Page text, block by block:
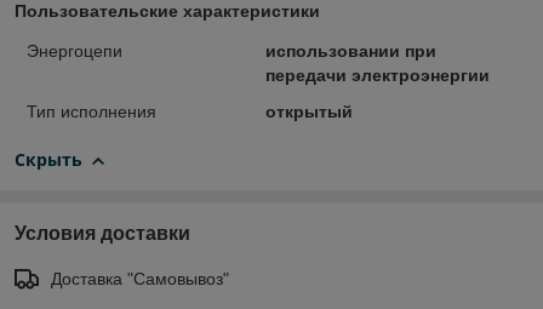
Пользовательские характеристики
Энергоцепи
использовании при
передачи электроэнергии
Тип исполнения
открытый
Скрыть
Условия доставки
Доставка "Самовывоз"